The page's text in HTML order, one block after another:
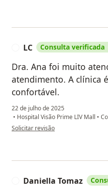
LC Consulta verificada
Dra. Ana foi muito
atendimento. A clínica
confortável.
22 de julho de 2025
• Hospital Visão Prime LIV Mall •
na opinião do utilizador LC
Solicitar revisão
Daniella Tomaz